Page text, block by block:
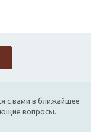
с вами в ближайшее
вопросы.